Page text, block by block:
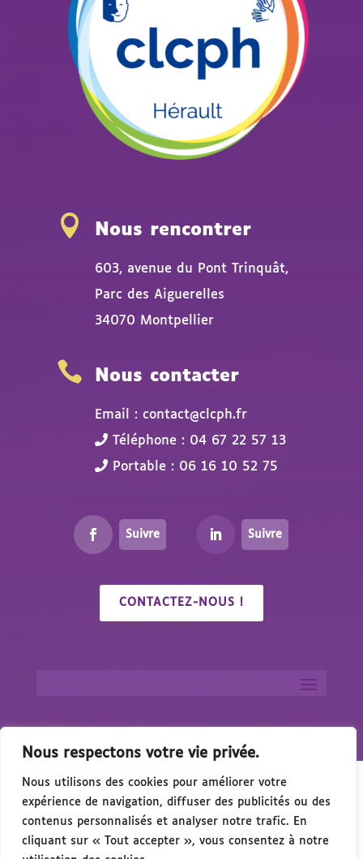
Nous respectons votre vie privée.
Nous utilisons des cookies pour améliorer votre
expérience de navigation, diffuser des publicités ou des
contenus personnalisés et analyser notre trafic. En
cliquant sur « Tout accepter », vous consentez à notre
 Nous rencontrer
603, avenue du Pont Trinquât,
Parc des Aiguerelles
34070 Montpellier
 Nous contacter
Email : contact@clcph.fr
Téléphone : 04 67 22 57 13
Portable : 06 16 10 52 75
Suivre Suivre
CONTACTEZ-NOUS !
Salon du Handicap & de l’Accessibilité – 15